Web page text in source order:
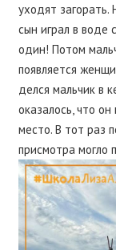
уходят
сын играл в воде
один! Потом
появляется
делся мальчик в
оказалось, что
место. В тот раз
присмотра могло